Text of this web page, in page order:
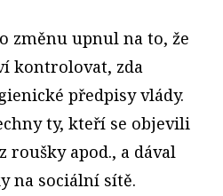
změnu upnul na to, že
kontrolovat, zda
předpisy vlády.
ty, kteří se objevili
roušky apod., a dával
na sociální sítě.